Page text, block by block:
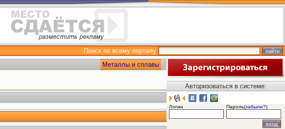
Поиск по всему порталу
Металлы и сплавы
Авторизоваться в системе:
Логин Пароль(забыли?)